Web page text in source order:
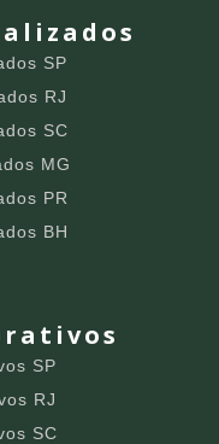
SP
RJ
SC
MG
PR
BH
SP
RJ
SC